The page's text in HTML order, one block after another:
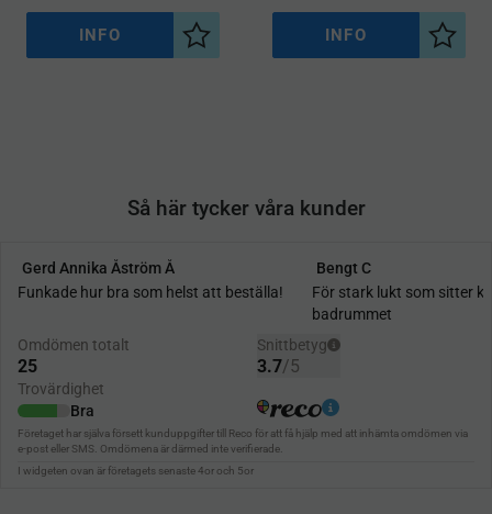
Lägg till i önskelista
INFO
Lägg
INFO
Så här tycker våra kunder